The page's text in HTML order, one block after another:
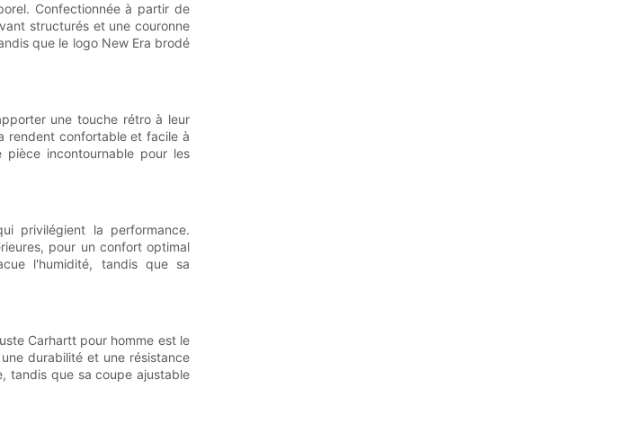
Confectionnée à partir de
structurés et une couronne
que le logo New Era brodé
une touche rétro à leur
rendent confortable et facile à
incontournable pour les
privilégient la performance.
pour un confort optimal
l'humidité, tandis que sa
Carhartt pour homme est le
durabilité et une résistance
tandis que sa coupe ajustable